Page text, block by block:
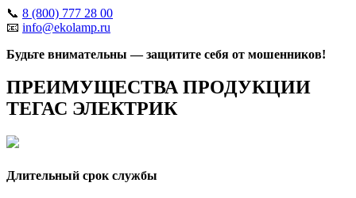
📞 8 (800) 777 28 00
📧 info@ekolamp.ru
Будьте внимательны — защитите себя от мошенников!
ПРЕИМУЩЕСТВА ПРОДУКЦИИ
ТЕГАС ЭЛЕКТРИК
Длительный срок службы